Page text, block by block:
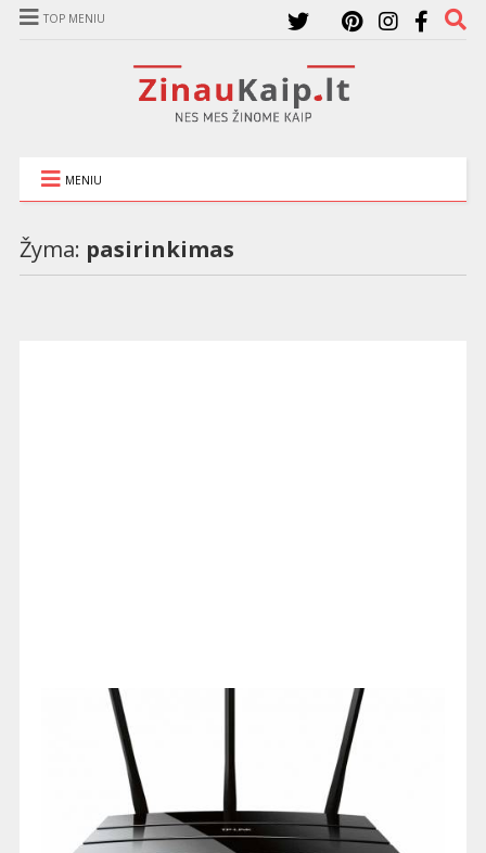
TOP MENIU
MENIU
Žyma: pasirinkimas